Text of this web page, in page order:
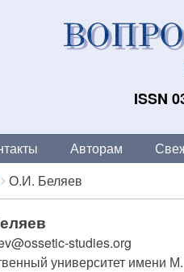
ISSN
Авторам
О.И. Беляев
studies.org
университет имени